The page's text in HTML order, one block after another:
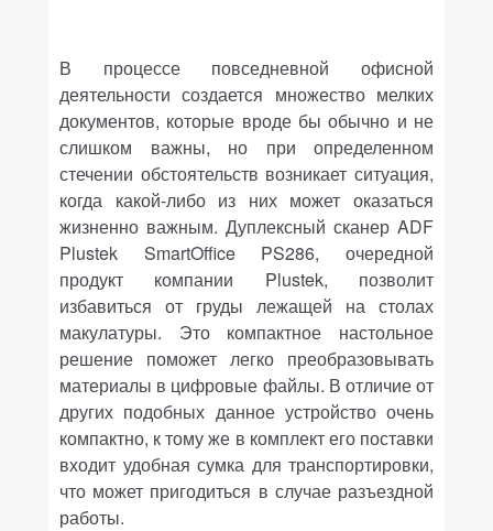
В процессе повседневной офисной
деятельности создается множество мелких
документов, которые вроде бы обычно и не
слишком важны, но при определенном
стечении обстоятельств возникает ситуация,
когда какой-либо из них может оказаться
жизненно важным. Дуплексный сканер ADF
Plustek
SmartOffice PS286, очередной
продукт компании Plustek, позволит
избавиться от груды лежащей на столах
макулатуры. Это компактное настольное
решение поможет легко преобразовывать
материалы в цифровые файлы. В отличие от
других подобных данное устройство очень
компактно, к тому же в комплект его поставки
входит удобная сумка для транспортировки,
что может пригодиться в случае разъездной
работы.